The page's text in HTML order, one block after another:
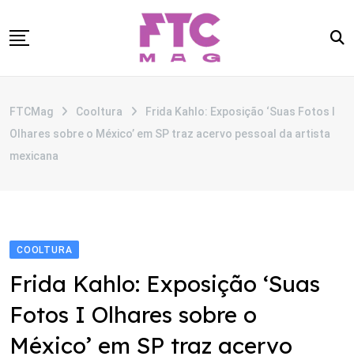
to
CATEGORIAS
ANUNCIE
FTCMag Cooltura
Frida Kahlo: Exposição­ ‘Suas Fotos I
Olhares sobre o México’ em SP traz acervo pessoal da artista
mexicana
COOLTURA
Frida Kahlo: Exposição­ ‘Suas
Fotos I Olhares sobre o
México’ em SP traz acervo